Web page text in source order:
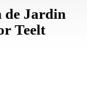
de Jardin
Teelt